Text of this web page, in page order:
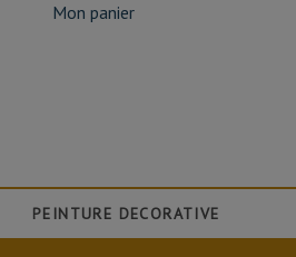
Mon panier
PEINTURE DECORATIVE